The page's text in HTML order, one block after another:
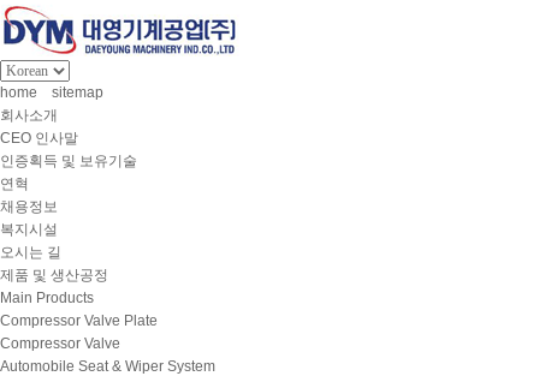
home
sitemap
회사소개
CEO 인사말
인증획득 및 보유기술
연혁
채용정보
복지시설
오시는 길
제품 및 생산공정
Main Products
Compressor Valve Plate
Compressor Valve
Automobile Seat & Wiper System